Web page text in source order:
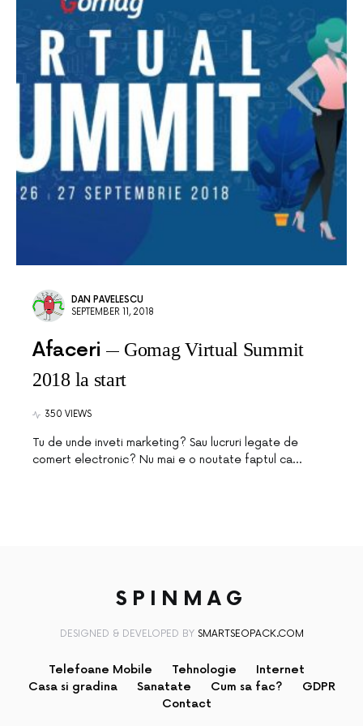
DAN PAVELESCU
SEPTEMBER 11, 2018
Afaceri
Gomag Virtual Summit
2018 la start
350 VIEWS
Tu de unde inveti marketing? Sau lucruri legate de
comert electronic? Nu mai e o noutate faptul ca…
SPINMAG
DESIGNED & DEVELOPED BY SMARTSEOPACK.COM
Telefoane Mobile Tehnologie
Internet
Casa si gradina
Sanatate Cum sa fac?
GDPR
Contact